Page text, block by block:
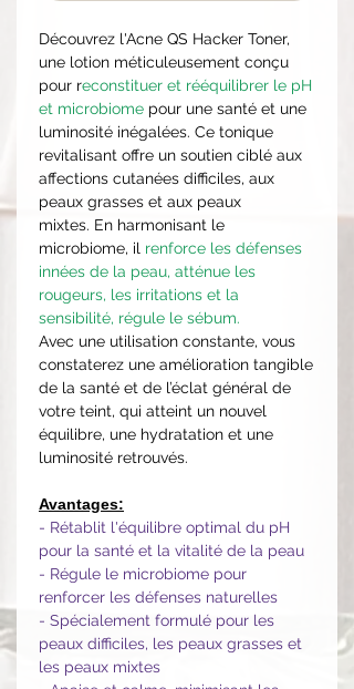
Découvrez l'Acne QS Hacker Toner,
une lotion méticuleusement conçu
pour reconstituer et rééquilibrer le pH
et microbiome pour une santé et une
luminosité inégalées. Ce tonique
revitalisant offre un soutien ciblé aux
affections cutanées difficiles, aux
peaux grasses et aux peaux
mixtes. En harmonisant le
microbiome, il renforce les défenses
innées de la peau, atténue les
rougeurs, les irritations et la
sensibilité, régule le sébum.
Avec une utilisation constante, vous
constaterez une amélioration tangible
de la santé et de l’éclat général de
votre teint, qui atteint un nouvel
équilibre, une hydratation et une
luminosité retrouvés.
Avantages:
- Rétablit l'équilibre optimal du pH
pour la santé et la vitalité de la peau
- Régule le microbiome pour
renforcer les défenses naturelles
- Spécialement formulé pour les
peaux difficiles, les peaux grasses et
les peaux mixtes